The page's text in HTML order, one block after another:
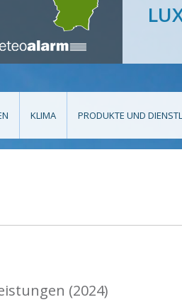
KLIMA PRODUKTE UND
(2024)